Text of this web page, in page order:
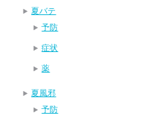
夏バテ
予防
症状
薬
夏風邪
予防